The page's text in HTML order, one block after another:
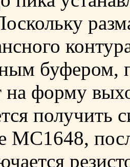
буфером,
на форму
получить
MC1648,